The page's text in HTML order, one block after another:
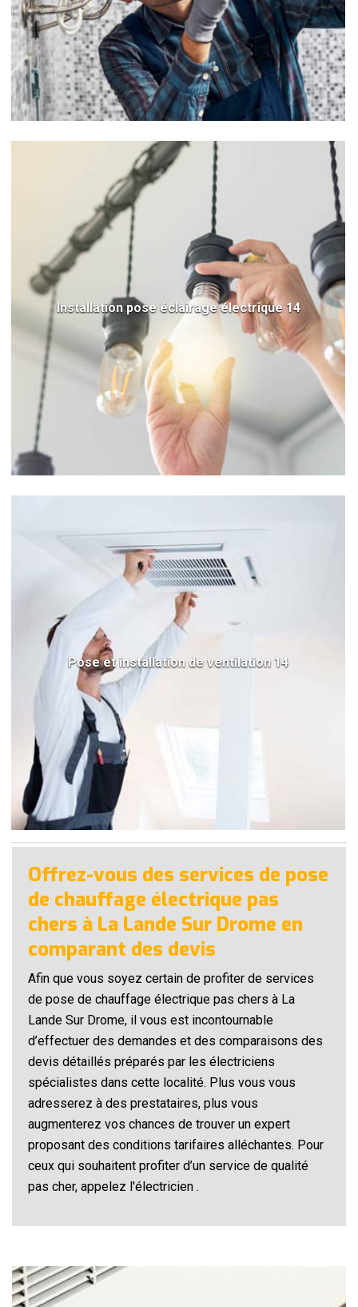
Installation pose éclairage électrique 14
Pose et installation de ventilation 14
Offrez-vous des services de pose
de chauffage électrique pas
chers à La Lande Sur Drome en
comparant des devis
Afin que vous soyez certain de profiter de services
de pose de chauffage électrique pas chers à La
Lande Sur Drome, il vous est incontournable
d’effectuer des demandes et des comparaisons des
devis détaillés préparés par les électriciens
spécialistes dans cette localité. Plus vous vous
adresserez à des prestataires, plus vous
augmenterez vos chances de trouver un expert
proposant des conditions tarifaires alléchantes. Pour
ceux qui souhaitent profiter d’un service de qualité
pas cher, appelez l'électricien .